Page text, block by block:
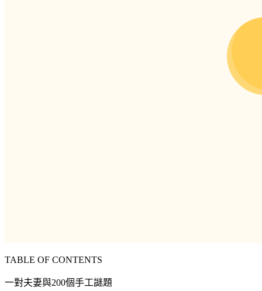
TABLE OF CONTENTS
一對夫妻與200個手工謎題